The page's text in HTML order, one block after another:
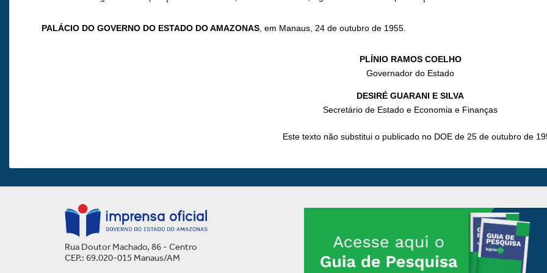
PALÁCIO DO GOVERNO DO ESTADO DO AMAZONAS , em Manaus, 24 de outubro de 1955.
PLÍNIO RAMOS COELHO
Governador do Estado
DESIRÉ GUARANI E SILVA
Secretário de Estado e Economia e Finanças
Este texto não substitui o publicado no DOE de 25 de outubro de
Rua Doutor Machado, 86 - Centro
CEP.: 69.020-015 Manaus/AM